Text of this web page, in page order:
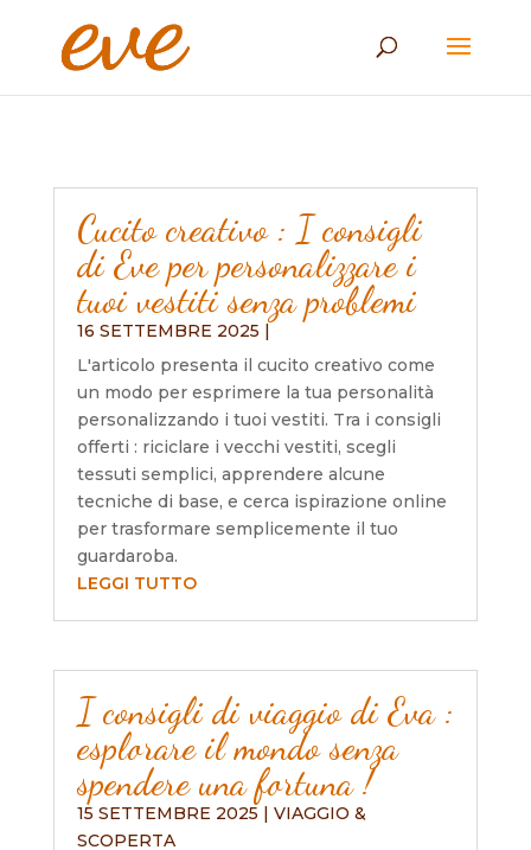
Cucito creativo : I consigli
di Eve per personalizzare i
tuoi vestiti senza problemi
16 SETTEMBRE 2025 |
L'articolo presenta il cucito creativo come
un modo per esprimere la tua personalità
personalizzando i tuoi vestiti. Tra i consigli
offerti : riciclare i vecchi vestiti, scegli
tessuti semplici, apprendere alcune
tecniche di base, e cerca ispirazione online
per trasformare semplicemente il tuo
guardaroba.
LEGGI TUTTO
I consigli di viaggio di Eva :
esplorare il mondo senza
spendere una fortuna !
15 SETTEMBRE 2025 | VIAGGIO &
SCOPERTA